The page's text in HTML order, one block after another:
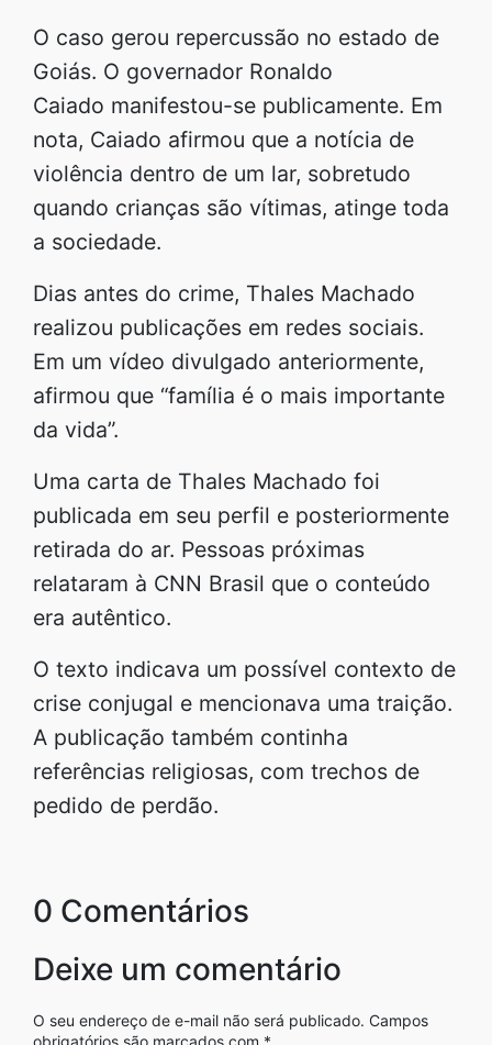
O caso gerou repercussão no estado de
Goiás. O governador Ronaldo
Caiado manifestou-se publicamente. Em
nota, Caiado afirmou que a notícia de
violência dentro de um lar, sobretudo
quando crianças são vítimas, atinge toda
a sociedade.
Dias antes do crime, Thales Machado
realizou publicações em redes sociais.
Em um vídeo divulgado anteriormente,
afirmou que “família é o mais importante
da vida”.
Uma carta de Thales Machado foi
publicada em seu perfil e posteriormente
retirada do ar. Pessoas próximas
relataram à CNN Brasil que o conteúdo
era autêntico.
O texto indicava um possível contexto de
crise conjugal e mencionava uma traição.
A publicação também continha
referências religiosas, com trechos de
pedido de perdão.
0 Comentários
Deixe um comentário
O seu endereço de e-mail não será publicado. Campos
obrigatórios são marcados com *